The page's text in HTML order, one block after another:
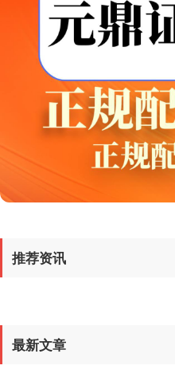
基金指数 7236.70
推荐资讯
最新文章